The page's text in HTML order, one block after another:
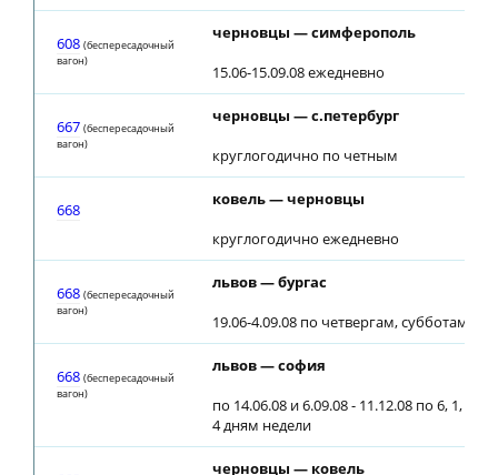
608 (беспересадочный
вагон)
черновцы — симферополь
15.06-15.09.08 ежедневно
667 (беспересадочный
вагон)
черновцы — с.петербург
круглогодично по четным
668
ковель — черновцы
круглогодично ежедневно
668 (беспересадочный
вагон)
львов — бургас
19.06-4.09.08 по четвергам, субботам
668 (беспересадочный
вагон)
львов — софия
по 14.06.08 и 6.09.08 - 11.12.08 по 6, 1,
4 дням недели
черновцы — ковель